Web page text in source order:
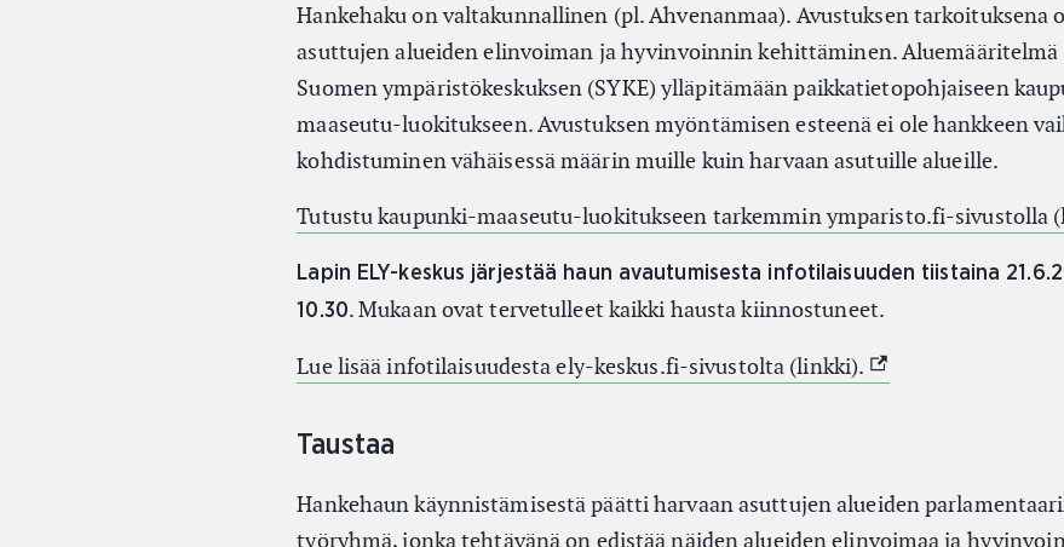
Hankehaku on valtakunnallinen (pl. Ahvenanmaa). Avustuksen tarkoituksena
asuttujen alueiden elinvoiman ja hyvinvoinnin kehittäminen.
Suomen ympäristökeskuksen (SYKE) ylläpitämään paikkatietopohjaiseen
maaseutu-luokitukseen. Avustuksen myöntämisen esteenä ei ole hankkeen
kohdistuminen vähäisessä määrin muille kuin harvaan asutuille alueille.
Tutustu kaupunki-maaseutu-luokitukseen tarkemmin ymparisto.fi-sivustolla
Lapin ELY-keskus järjestää haun avautumisesta infotilaisuuden tiistaina
10.30. Mukaan ovat tervetulleet kaikki hausta kiinnostuneet.
Lue lisää infotilaisuudesta ely-keskus.fi-sivustolta (linkki). (Ulkoinen linkki)
Taustaa
Hankehaun käynnistämisestä päätti harvaan asuttujen alueiden
työryhmä, jonka tehtävänä on edistää näiden alueiden elinvoimaa ja